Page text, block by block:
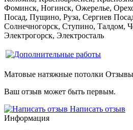
Фоминск, Ногинск, Ожерелье,
Посад, Пущино, Руза, Сергиев
Солнечногорск, Ступино, Талдом,
Электрогорск, Электросталь
Матовые натяжные потолки
Ваш отзыв может быть первым.
Написать отзыв
Информация